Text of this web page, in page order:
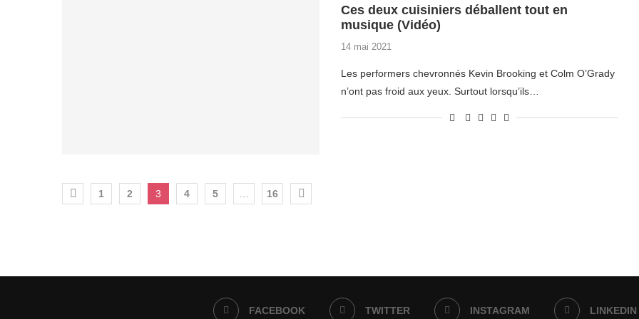
Ces deux cuisiniers déballent tout en
musique (Vidéo)
14 mai 2021
Les performers chevronnés Kevin Brooking et Colm O’Grady
n’ont pas froid aux yeux. Surtout lorsqu’ils…
1 2 3 4 5 16
FACEBOOK TWITTER INSTAGRAM LINKEDIN